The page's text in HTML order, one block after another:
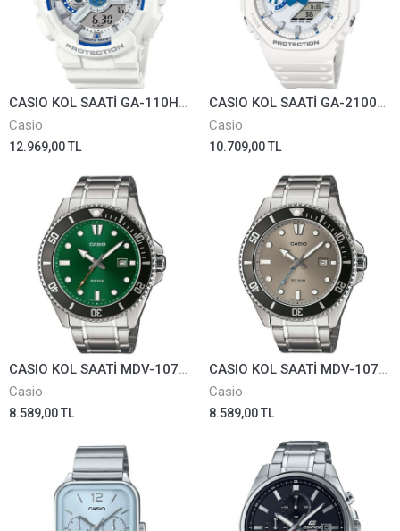
CASIO KOL SAATİ GA-110HDS-7ADR
Casio
12.969,00 TL
CASIO KOL SAATİ GA-2100HDS-7ADR
Casio
10.709,00 TL
CASIO KOL SAATİ MDV-107D-3A2VDF
Casio
8.589,00 TL
CASIO KOL SAATİ MDV-107D-8AVDF
Casio
8.589,00 TL